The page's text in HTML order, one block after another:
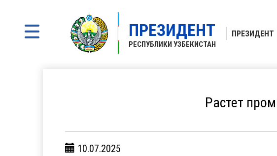
ПРЕЗИДЕНТ
РЕСПУБЛИКИ УЗБЕКИСТАН
ПРЕЗИДЕНТ
Растет
10.07.2025